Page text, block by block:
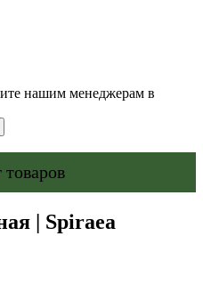
нашим менеджерам в
товаров
| Spiraea